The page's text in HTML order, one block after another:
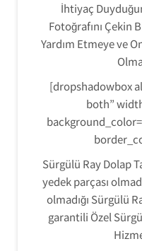
İhtiyaç
Fotoğrafını Çekin
Yardım Etmeye ve
[dropshadowbox
both”
Sürgülü Ray Dolap
yedek parçası
olmadığı Sürgülü
garantili Özel